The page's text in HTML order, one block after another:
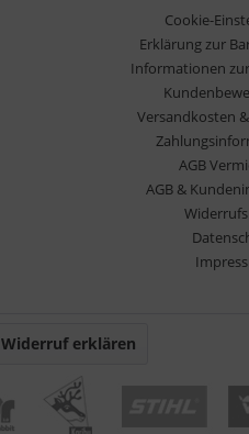
Cookie-
Erklärung zur
Informationen
Versandkosten
AGB
AGB &
Widerruf erklären